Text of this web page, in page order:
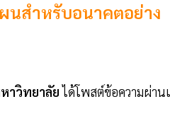
นสำหรับอนาคตอย่าง
าวิทยาลัยได้โพสต์ข้อความผ่าน